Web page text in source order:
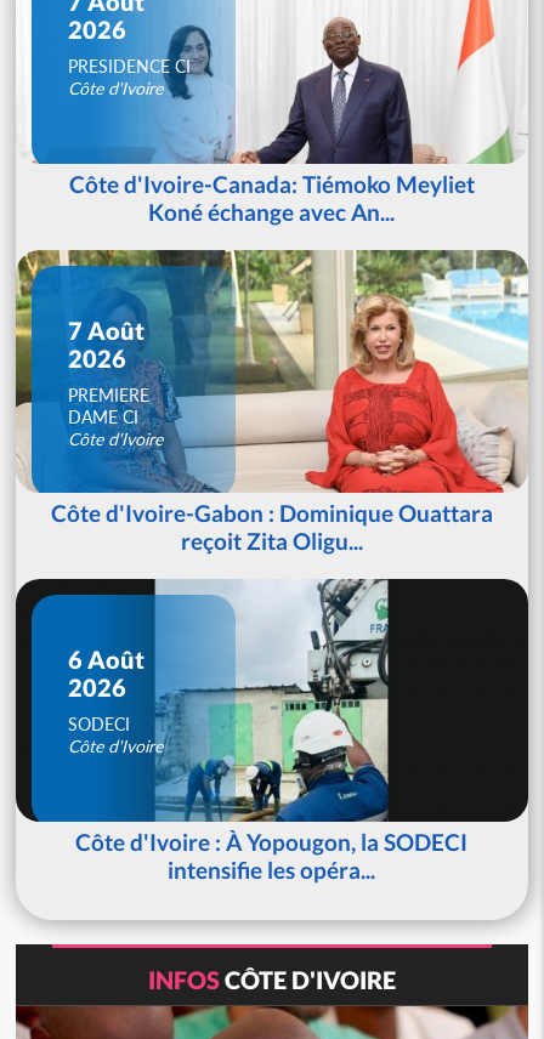
2026
PRESIDENCE CI
Côte d'Ivoire
Côte d'Ivoire-Canada: Tiémoko Meyliet
Koné échange avec An...
7 Août
2026
PREMIERE
DAME CI
Côte d'Ivoire
Côte d'Ivoire-Gabon : Dominique Ouattara
reçoit Zita Oligu...
6 Août
2026
SODECI
Côte d'Ivoire
Côte d'Ivoire : À Yopougon, la SODECI
intensifie les opéra...
INFOSCÔTE D'IVOIRE